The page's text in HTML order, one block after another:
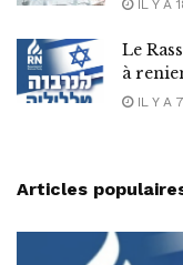
IL Y A
Le
à
IL Y A
Articles